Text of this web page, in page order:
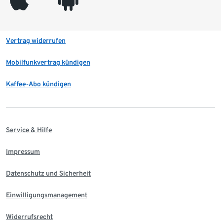
Vertrag widerrufen
Mobilfunkvertrag kündigen
Kaffee-Abo kündigen
Service & Hilfe
Impressum
Datenschutz und Sicherheit
Einwilligungsmanagement
Widerrufsrecht